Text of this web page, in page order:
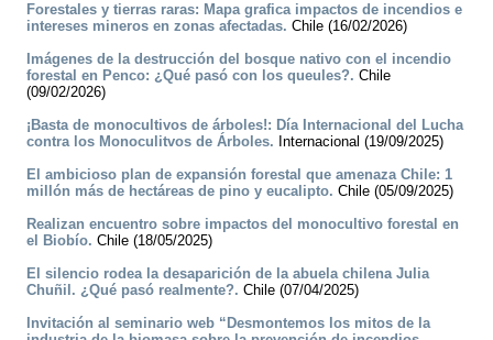
Forestales y tierras raras: Mapa grafica impactos de incendios e
intereses mineros en zonas afectadas. Chile (16/02/2026)
Imágenes de la destrucción del bosque nativo con el incendio
forestal en Penco: ¿Qué pasó con los queules?. Chile
(09/02/2026)
¡Basta de monocultivos de árboles!: Día Internacional del Lucha
contra los Monoculitvos de Árboles. Internacional (19/09/2025)
El ambicioso plan de expansión forestal que amenaza Chile: 1
millón más de hectáreas de pino y eucalipto. Chile (05/09/2025)
Realizan encuentro sobre impactos del monocultivo forestal en
el Biobío. Chile (18/05/2025)
El silencio rodea la desaparición de la abuela chilena Julia
Chuñil. ¿Qué pasó realmente?. Chile (07/04/2025)
Invitación al seminario web “Desmontemos los mitos de la